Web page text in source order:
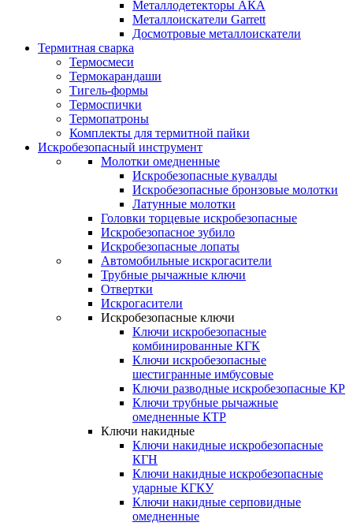
Металлодетекторы АКА
Металлоискатели Garrett
Досмотровые металлоискатели
Термитная сварка
Термосмеси
Термокарандаши
Тигель-формы
Термоспички
Термопатроны
Комплекты для термитной пайки
Искробезопасный инструмент
Молотки омедненные
Искробезопасные кувалды
Искробезопасные бронзовые молотки
Латунные молотки
Головки торцевые искробезопасные
Искробезопасное зубило
Искробезопасные лопаты
Автомобильные искрогасители
Трубные рычажные ключи
Отвертки
Искрогасители
Искробезопасные ключи
Ключи искробезопасные
комбинированные КГК
Ключи искробезопасные
шестигранные имбусовые
Ключи разводные искробезопасные КР
Ключи трубные рычажные
омедненные КТР
Ключи накидные
Ключи накидные искробезопасные
КГН
Ключи накидные искробезопасные
ударные КГКУ
Ключи накидные серповидные
омедненные